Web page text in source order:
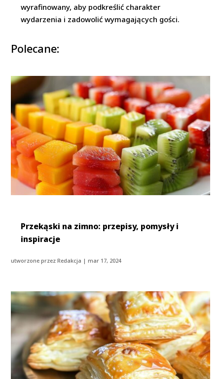
wyrafinowany, aby podkreślić charakter
wydarzenia i zadowolić wymagających gości.
Polecane:
Przekąski na zimno: przepisy, pomysły i
inspiracje
utworzone przezRedakcja |mar 17, 2024